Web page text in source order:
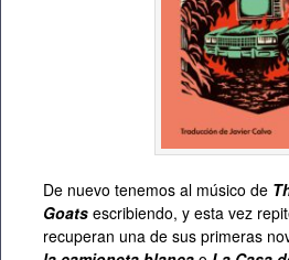
De nuevo tenemos al músico de
Goats escribiendo, y esta vez
recuperan una de sus primeras